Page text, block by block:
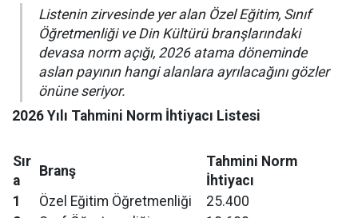
Listenin zirvesinde yer alan Özel Eğitim, Sınıf
Öğretmenliği ve Din Kültürü branşlarındaki
devasa norm açığı, 2026 atama döneminde
aslan payının hangi alanlara ayrılacağını gözler
önüne seriyor.
2026 Yılı Tahmini Norm İhtiyacı Listesi
Sır
a
Branş
Tahmini Norm
İhtiyacı
1
Özel Eğitim Öğretmenliği
25.400